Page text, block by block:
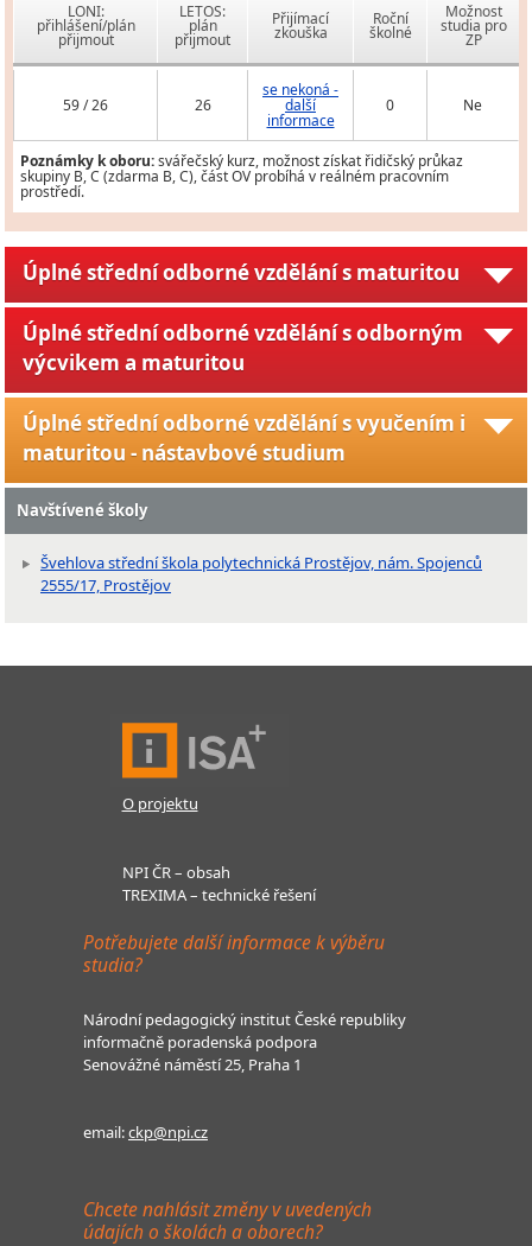
LONI:
přihlášení/plán
přijmout
LETOS:
plán
přijmout
Přijímací
zkouška
Roční
školné
Možnost
studia pro
ZP
59 / 26 26
se nekoná -
další
informace
0 Ne
Poznámky k oboru:svářečský kurz, možnost získat řidičský průkaz
skupiny B, C (zdarma B, C), část OV probíhá v reálném pracovním
prostředí.
Úplné střední odborné vzdělání s maturitou
Úplné střední odborné vzdělání s odborným
výcvikem a maturitou
Úplné střední odborné vzdělání s vyučením i
maturitou - nástavbové studium
Navštívené školy
Švehlova střední škola polytechnická Prostějov, nám. Spojenců
2555/17, Prostějov
O projektu
NPI ČR – obsah
TREXIMA – technické řešení
Potřebujete další informace k výběru
studia?
Národní pedagogický institut České republiky
informačně poradenská podpora
Senovážné náměstí 25, Praha 1
email:ckp@npi.cz
Chcete nahlásit změny v uvedených
údajích o školách a oborech?